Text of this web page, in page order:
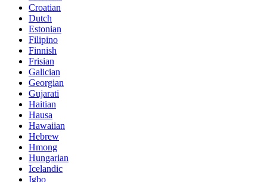
Croatian
Dutch
Estonian
Filipino
Finnish
Frisian
Galician
Georgian
Gujarati
Haitian
Hausa
Hawaiian
Hebrew
Hmong
Hungarian
Icelandic
Igbo